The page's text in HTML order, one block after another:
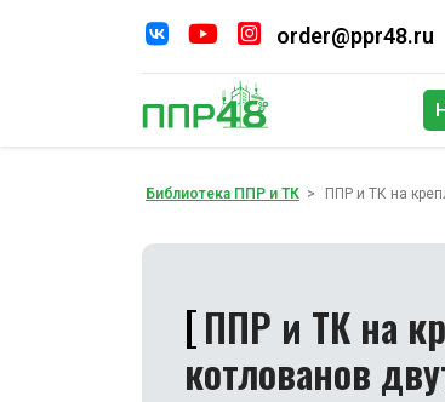
order@ppr48.ru
Библиотека ППР и ТК ППР и ТК на
ППР и ТК на
котлованов